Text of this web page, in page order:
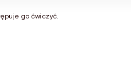
go ćwiczyć.